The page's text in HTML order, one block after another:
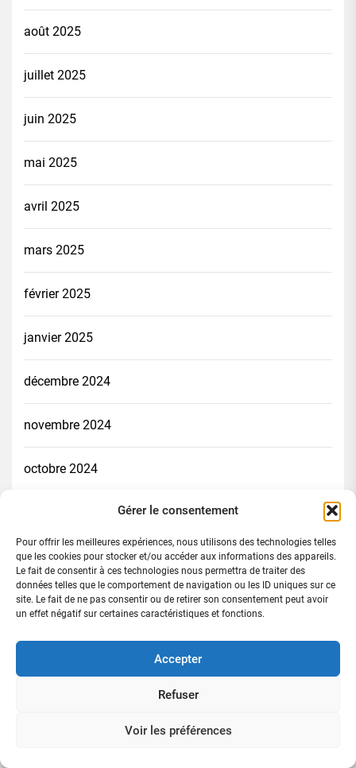
Gérer le consentement
Pour offrir les meilleures expériences, nous utilisons des technologies telles
que les cookies pour stocker et/ou accéder aux informations des appareils.
Le fait de consentir à ces technologies nous permettra de traiter des
données telles que le comportement de navigation ou les ID uniques sur ce
site. Le fait de ne pas consentir ou de retirer son consentement peut avoir
un effet négatif sur certaines caractéristiques et fonctions.
Accepter
Refuser
Voir les préférences
août 2025
juillet 2025
juin 2025
mai 2025
avril 2025
mars 2025
février 2025
janvier 2025
décembre 2024
novembre 2024
octobre 2024
août 2024
juillet 2024
juillet 2022